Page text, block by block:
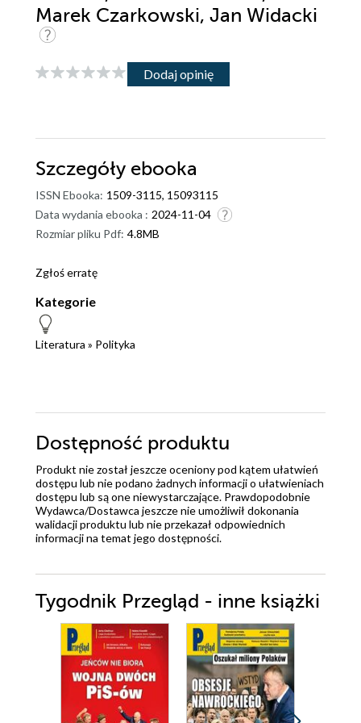
Marek Czarkowski, Jan Widacki
Dodaj opinię
Szczegóły ebooka
ISSN Ebooka: 1509-3115, 15093115
Data wydania ebooka : 2024-11-04
Rozmiar pliku Pdf: 4.8MB
Zgłoś erratę
Kategorie
Literatura » Polityka
Dostępność produktu
Produkt nie został jeszcze oceniony pod kątem ułatwień
dostępu lub nie podano żadnych informacji o ułatwieniach
dostępu lub są one niewystarczające. Prawdopodobnie
Wydawca/Dostawca jeszcze nie umożliwił dokonania
walidacji produktu lub nie przekazał odpowiednich
informacji na temat jego dostępności.
Tygodnik Przegląd - inne książki